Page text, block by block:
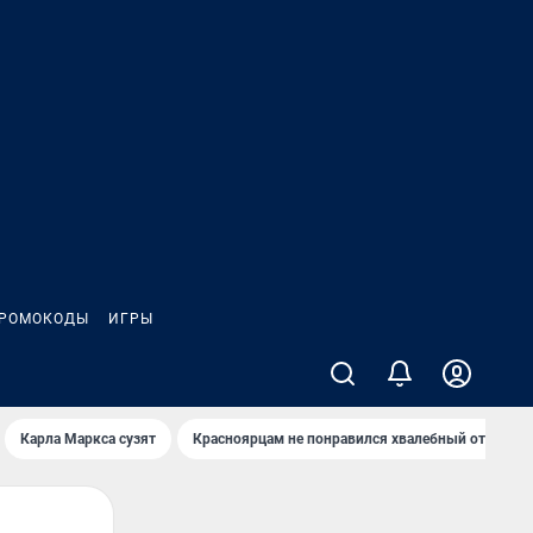
ИГРЫ
Карла Маркса сузят Красноярцам не понравился хвалебный отзыв о